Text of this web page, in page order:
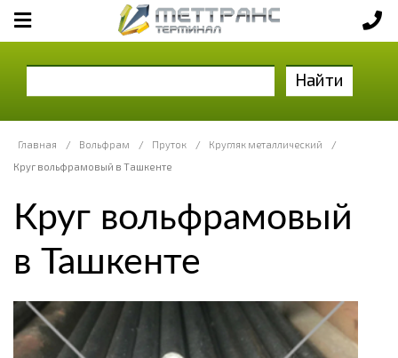
Найти
Главная / Вольфрам / Пруток / Кругляк металлический
/
Круг вольфрамовый в Ташкенте
Круг вольфрамовый
в Ташкенте